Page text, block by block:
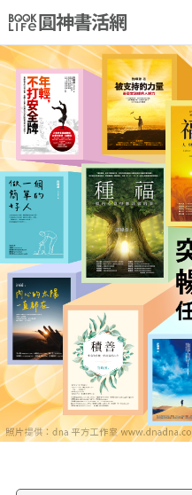
《祕密》作者最新《致富》公開
Netflix話題章魚小說！